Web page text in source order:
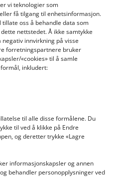
vi teknologier som
få tilgang til enhetsinformasjon.
oss å behandle data som
nettstedet. Å ikke samtykke
innvirkning på visse
forretningspartnere bruker
«cookies» til å samle
inkludert:
til alle disse formålene. Du
til ved å klikke på Endre
og deretter trykke «Lagre
informasjonskapsler og annen
behandler personopplysninger ved